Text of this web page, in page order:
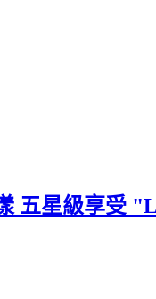
五星級享受